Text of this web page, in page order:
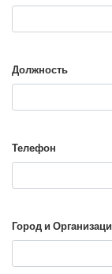
Должность
Телефон
Город и